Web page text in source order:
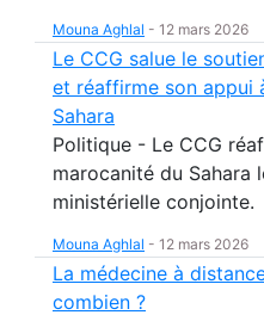
Mouna Aghlal - 12 mars 2026
Le CCG salue le
et réaffirme son appui
Sahara
Politique - Le CCG
marocanité du Sahara
ministérielle conjointe.
Mouna Aghlal - 12 mars 2026
La médecine à
combien ?